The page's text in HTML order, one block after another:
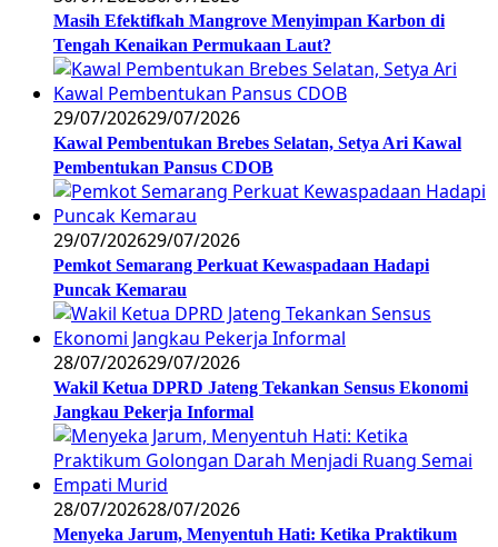
Masih Efektifkah Mangrove Menyimpan Karbon di
Tengah Kenaikan Permukaan Laut?
29/07/202629/07/2026
Kawal Pembentukan Brebes Selatan, Setya Ari Kawal
Pembentukan Pansus CDOB
29/07/202629/07/2026
Pemkot Semarang Perkuat Kewaspadaan Hadapi
Puncak Kemarau
28/07/202629/07/2026
Wakil Ketua DPRD Jateng Tekankan Sensus Ekonomi
Jangkau Pekerja Informal
28/07/202628/07/2026
Menyeka Jarum, Menyentuh Hati: Ketika Praktikum